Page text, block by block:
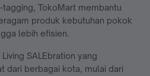
TokoMart membantu
produk kebutuhan pokok
lebih efisien.
SALEbration yang
dari berbagai kota, mulai dari